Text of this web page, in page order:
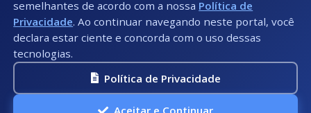
Todos Direitos Reservados ©: 2026
semelhantes de acordo com a nossa Política de
Privacidade. Ao continuar navegando neste portal, você
declara estar ciente e concorda com o uso dessas
tecnologias.
Política de Privacidade